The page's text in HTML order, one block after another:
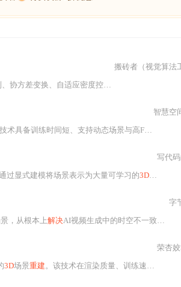
自定义数据集上训练模型，并讨论了该方法在实时渲染和三维
搬砖者（视觉算法
场景与高FPS渲染优势，适用于室内三维建模及实景三维应用。
智慧空
过显式建模将场景表示为大量可学习的3D高斯
写代
，从根本上解决AI视频生成中的时空不一致问题。该方法兼顾高效渲染、可编辑性与强几何约束，显著提升视频中物体位置、遮挡及光影的跨帧
字
3D场景重建。该技术在渲染质量、训练速度和内存效率方面显著优于传统方法，已在多个行业展开应用，并具备良好的硬件适配性和未来发展潜力。
荣杏姣